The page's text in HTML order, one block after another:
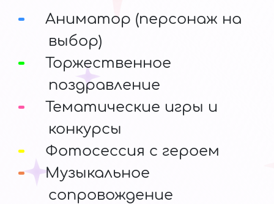
Аниматор (персонаж на
выбор)
Торжественное
поздравление
Тематические игры и
конкурсы
Фотосессия с героем
Музыкальное
сопровождение